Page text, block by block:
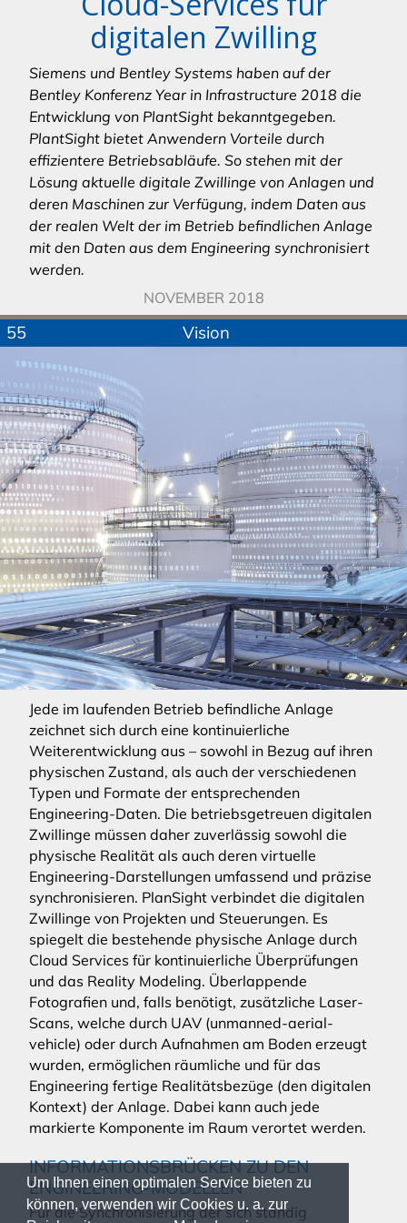
Um Ihnen einen optimalen Service bieten zu
können, verwenden wir Cookies u. a. zur
digitalen Zwilling
Siemens und Bentley Systems haben auf der
Bentley Konferenz Year in Infrastructure 2018 die
Entwicklung von PlantSight bekanntgegeben.
PlantSight bietet Anwendern Vorteile durch
effizientere Betriebsabläufe. So stehen mit der
Lösung aktuelle digitale Zwillinge von Anlagen und
deren Maschinen zur Verfügung, indem Daten aus
der realen Welt der im Betrieb befindlichen Anlage
mit den Daten aus dem Engineering synchronisiert
werden.
NOVEMBER 2018
55 Vision
Jede im laufenden Betrieb befindliche Anlage
zeichnet sich durch eine kontinuierliche
Weiterentwicklung aus – sowohl in Bezug auf ihren
physischen Zustand, als auch der verschiedenen
Typen und Formate der entsprechenden
Engineering-Daten. Die betriebsgetreuen digitalen
Zwillinge müssen daher zuverlässig sowohl die
physische Realität als auch deren virtuelle
Engineering-Darstellungen umfassend und präzise
synchronisieren. PlanSight verbindet die digitalen
Zwillinge von Projekten und Steuerungen. Es
spiegelt die bestehende physische Anlage durch
Cloud Services für kontinuierliche Überprüfungen
und das Reality Modeling. Überlappende
Fotografien und, falls benötigt, zusätzliche Laser-
Scans, welche durch UAV (unmanned-aerial-
vehicle) oder durch Aufnahmen am Boden erzeugt
wurden, ermöglichen räumliche und für das
Engineering fertige Realitätsbezüge (den digitalen
Kontext) der Anlage. Dabei kann auch jede
markierte Komponente im Raum verortet werden.
INFORMATIONSBRÜCKEN ZU DEN
ENGINEERING-MODELLEN
Für die Synchronisierung der sich ständig